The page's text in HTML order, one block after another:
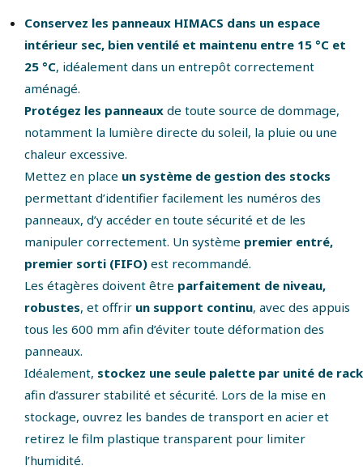
Conservez les panneaux HIMACS dans un espace
intérieur sec, bien ventilé et maintenu entre 15 °C et
25 °C, idéalement dans un entrepôt correctement
aménagé.
Protégez les panneaux de toute source de dommage,
notamment la lumière directe du soleil, la pluie ou une
chaleur excessive.
Mettez en place un système de gestion des stocks
permettant d’identifier facilement les numéros des
panneaux, d’y accéder en toute sécurité et de les
manipuler correctement. Un système premier entré,
premier sorti (FIFO) est recommandé.
Les étagères doivent être parfaitement de niveau,
robustes, et offrir un support continu, avec des appuis
tous les 600 mm afin d’éviter toute déformation des
panneaux.
Idéalement, stockez une seule palette par unité de rack
afin d’assurer stabilité et sécurité. Lors de la mise en
stockage, ouvrez les bandes de transport en acier et
retirez le film plastique transparent pour limiter
l’humidité.